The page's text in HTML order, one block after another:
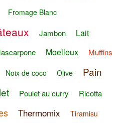
Fromage Blanc
Jambon Lait
Moelleux Muffins
Noix de coco Olive Pain
Poulet au curry Ricotta
Thermomix Tiramisu